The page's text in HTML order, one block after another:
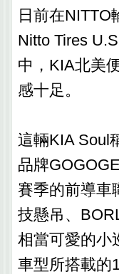
日前在NITTO
Nitto Tires
中，KIA北美
感十足。
這輛KIA Soul
品牌
賽季的前導車
技懸吊、
相當可愛的小
車型所搭載的